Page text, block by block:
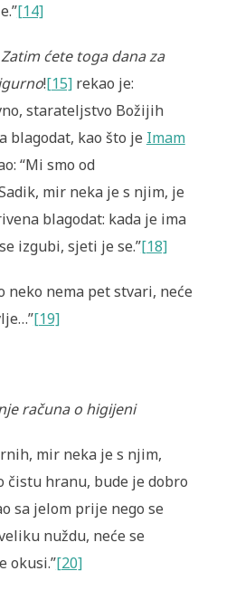
[14]
Zatim ćete toga dana za
![15]rekao je:
starateljstvo Božijih
blagodat, kao što je Imam
“Mi smo od
mir neka je s njim, je
blagodat: kada je ima
izgubi, sjeti je se.”[18]
neko nema pet stvari, neće
[19]
računa o higijeni
mir neka je s njim,
čistu hranu, bude je dobro
sa jelom prije nego se
nuždu, neće se
okusi.”[20]